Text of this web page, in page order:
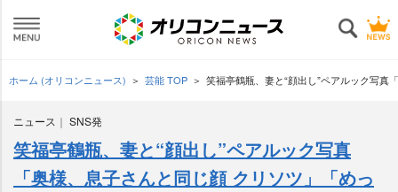
ホーム (オリコンニュース) 芸能 TOP 笑福亭鶴瓶、妻と“顔出し”ペアルック写真
ニュース SNS発
笑福亭鶴瓶、妻と“顔出し”ペアルック写真
「奥様、息子さんと同じ顔 クリソツ」「めっ